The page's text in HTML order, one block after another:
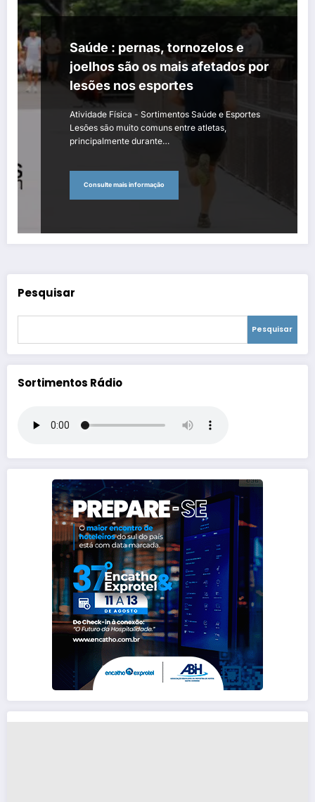
Saúde : pernas, tornozelos e
joelhos são os mais afetados por
lesões nos esportes
Atividade Física - Sortimentos Saúde e Esportes
Lesões são muito comuns entre atletas,
principalmente durante…
Consulte mais informação
Pesquisar
Pesquisar
Sortimentos Rádio